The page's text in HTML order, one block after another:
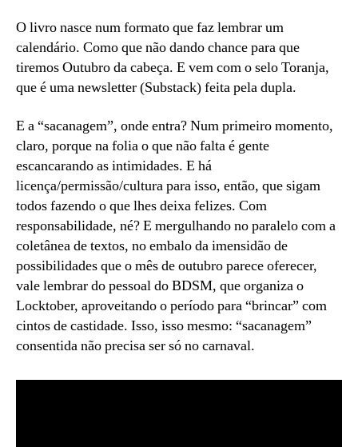
O livro nasce num formato que faz lembrar um
calendário. Como que não dando chance para que
tiremos Outubro da cabeça. E vem com o selo Toranja,
que é uma newsletter (Substack) feita pela dupla.
E a “sacanagem”, onde entra? Num primeiro momento,
claro, porque na folia o que não falta é gente
escancarando as intimidades. E há
licença/permissão/cultura para isso, então, que sigam
todos fazendo o que lhes deixa felizes. Com
responsabilidade, né? E mergulhando no paralelo com a
coletânea de textos, no embalo da imensidão de
possibilidades que o mês de outubro parece oferecer,
vale lembrar do pessoal do BDSM, que organiza o
Locktober, aproveitando o período para “brincar” com
cintos de castidade. Isso, isso mesmo: “sacanagem”
consentida não precisa ser só no carnaval.